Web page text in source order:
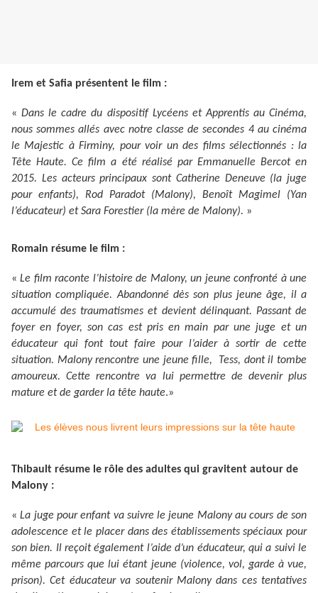
Irem et Safia présentent le film :
«Dans le cadre du dispositif Lycéens et Apprentis au Cinéma,
nous sommes allés avec notre classe de secondes 4 au cinéma
le Majestic à Firminy, pour voir un des films sélectionnés : la
Tête Haute. Ce film a été réalisé par Emmanuelle Bercot en
2015. Les acteurs principaux sont Catherine Deneuve (la juge
pour enfants), Rod Paradot (Malony), Benoît Magimel (Yan
l’éducateur) et Sara Forestier (la mère de Malony). »
Romain résume le film :
«Le film raconte l’histoire de Malony, un jeune confronté à une
situation compliquée. Abandonné dès son plus jeune âge, il a
accumulé des traumatismes et devient délinquant. Passant de
foyer en foyer, son cas est pris en main par une juge et un
éducateur qui font tout faire pour l’aider à sortir de cette
situation. Malony rencontre une jeune fille, Tess, dont il tombe
amoureux. Cette rencontre va lui permettre de devenir plus
mature et de garder la tête haute.»
Thibault résume le rôle des adultes qui gravitent autour de
Malony :
«La juge pour enfant va suivre le jeune Malony au cours de son
adolescence et le placer dans des établissements spéciaux pour
son bien. Il reçoit également l’aide d’un éducateur, qui a suivi le
même parcours que lui étant jeune (violence, vol, garde à vue,
prison). Cet éducateur va soutenir Malony dans ces tentatives